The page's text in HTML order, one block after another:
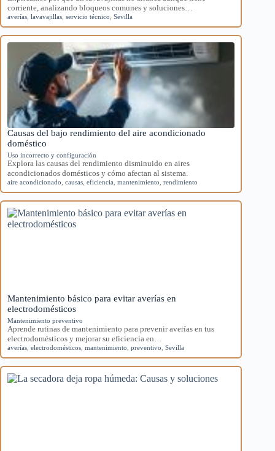
corriente, analizando bloqueos comunes y soluciones…
averías lavavajillas servicio técnico Sevilla
Causas del bajo rendimiento del aire acondicionado
doméstico
Uso incorrecto y configuración
Explora las causas del rendimiento disminuido en aires
acondicionados domésticos y cómo afectan al sistema.
aire acondicionado causas eficiencia mantenimiento rendimiento
Mantenimiento básico para evitar averías en
electrodomésticos
Mantenimiento preventivo
Aprende rutinas de mantenimiento para prevenir averías en tus
electrodomésticos y mejorar su eficiencia en…
averías electrodomésticos mantenimiento preventivo Sevilla